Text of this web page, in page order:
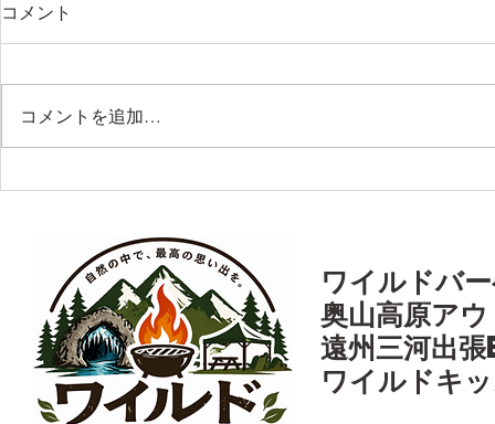
日鋳工業株式会社様 社屋屋
浜松中央
コメント
コメントを追加…
ワイルドバ
奥山高原ア
遠州三河出
ワイルドキ